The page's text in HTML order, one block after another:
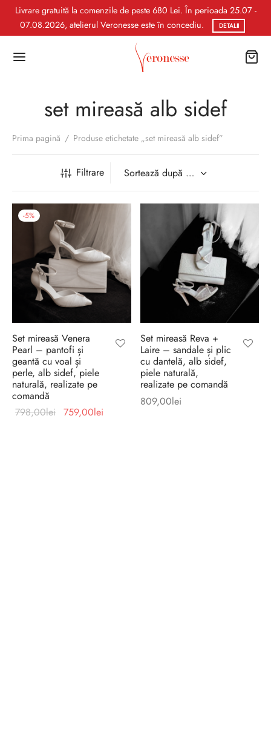
Livrare gratuită la comenzile de peste 680 Lei. În perioada 25.07 -
07.08.2026, atelierul Veronesse este în concediu.
DETALII
set mireasă alb sidef
Prima pagină / Produse etichetate „set mireasă alb sidef”
Filtrare
-5%
Set mireasă Venera
Pearl – pantofi și
geantă cu voal și
perle, alb sidef, piele
naturală, realizate pe
comandă
798,00lei Prețul
759,00lei
Set mireasă Reva +
Laire – sandale și plic
cu dantelă, alb sidef,
piele naturală,
realizate pe comandă
809,00lei